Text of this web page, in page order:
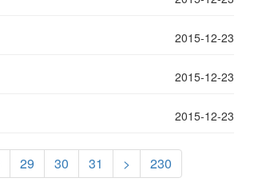
2015-12-23
2015-12-23
2015-12-23
29 30 31 > 230